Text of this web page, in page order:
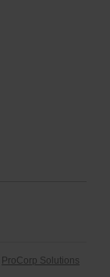
ProCorp Solutions